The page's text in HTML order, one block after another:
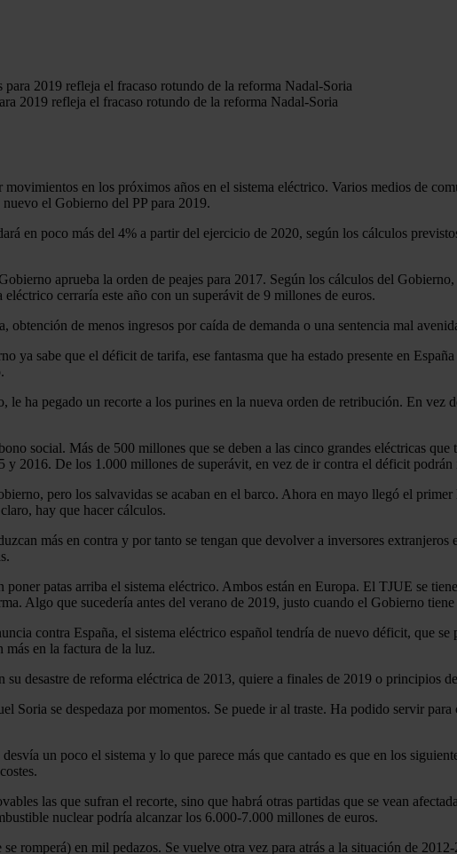
2019 refleja el fracaso rotundo de la reforma Nadal-Soria
en los próximos años en el sistema eléctrico. Varios medios de
el Gobierno del PP para 2019.
en poco más del 4% a partir del ejercicio de 2020, según los cálculos
aprueba la orden de peajes para 2017. Según los cálculos del
cerraría este año con un superávit de 9 millones de euros.
obtención de menos ingresos por caída de demanda o una sentencia mal
ya sabe que el déficit de tarifa, ese fantasma que ha estado presente en
le ha pegado un recorte a los purines en la nueva orden de retribución. En
social. Más de 500 millones que se deben a las cinco grandes eléctricas
y 2016. De los 1.000 millones de superávit, en vez de ir contra el déficit
pero los salvavidas se acaban en el barco. Ahora en mayo llegó el
hay que hacer cálculos.
más en contra y por tanto se tengan que devolver a inversores
poner patas arriba el sistema eléctrico. Ambos están en Europa. El TJUE se
Algo que sucedería antes del verano de 2019, justo cuando el Gobierno
contra España, el sistema eléctrico español tendría de nuevo déficit, que
más en la factura de la luz.
desastre de reforma eléctrica de 2013, quiere a finales de 2019 o principios
Soria se despedaza por momentos. Se puede ir al traste. Ha podido servir
un poco el sistema y lo que parece más que cantado es que en los
las que sufran el recorte, sino que habrá otras partidas que se vean
nuclear podría alcanzar los 6.000-7.000 millones de euros.
romperá) en mil pedazos. Se vuelve otra vez para atrás a la situación de